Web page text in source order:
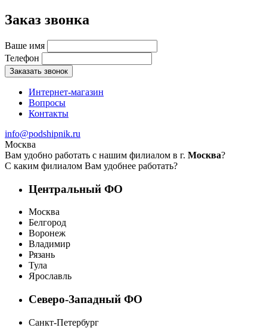
Заказ звонка
Ваше имя
Телефон
Заказать звонок
Интернет-магазин
Вопросы
Контакты
info@podshipnik.ru
Москва
Вам удобно работать с нашим филиалом в г. Москва?
С каким филиалом Вам удобнее работать?
Центральный ФО
Москва
Белгород
Воронеж
Владимир
Рязань
Тула
Ярославль
Северо-Западный ФО
Санкт-Петербург